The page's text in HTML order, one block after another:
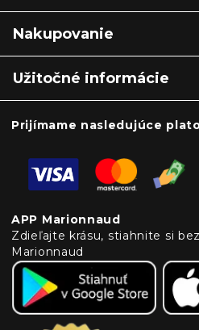
Nakupovanie
Užitočné informácie
Prijímame nasledujúce
APP Marionnaud
Zdieľajte krásu, stiahnite si
Marionnaud